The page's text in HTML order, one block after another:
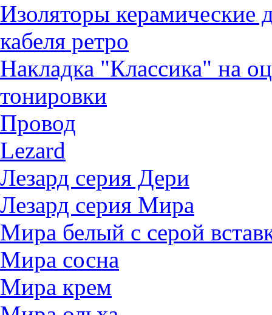
Изоляторы керамические
кабеля ретро
Накладка "Классика" на
тонировки
Провод
Lezard
Лезард серия Дери
Лезард серия Мира
Мира белый c серой
Мира сосна
Мира крем